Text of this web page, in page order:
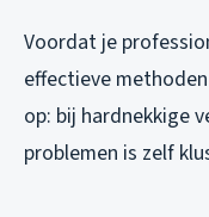
Voordat je
effectieve
op: bij hardnekkige
problemen is zelf